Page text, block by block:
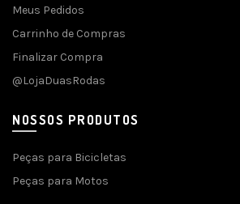
Meus Pedidos
Carrinho de Compras
Finalizar Compra
@LojaDuasRodas
NOSSOS PRODUTOS
Peças para Bicicletas
Peças para Motos